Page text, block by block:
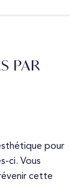
PAR
pour
ci. Vous
cette